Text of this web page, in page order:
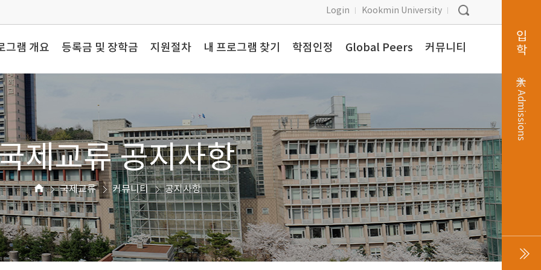
Login Kookmin University
그램 개요 등록금 및 장학금 지원절차 내 프로그램 찾기 학점인정 Global Peers 커뮤니티
제교류 공지사항
국제교류 커뮤니티 공지사항
입학
Admissions